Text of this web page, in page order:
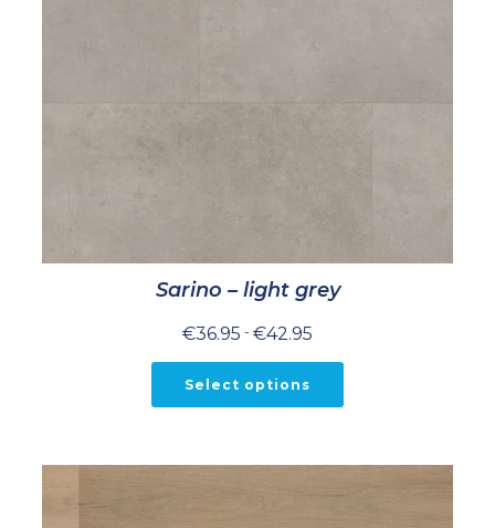
Sarino – light grey
€36.95 - €42.95
tot
Select options